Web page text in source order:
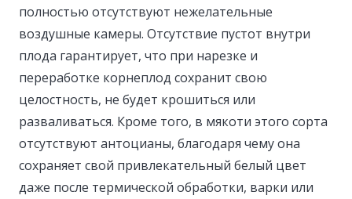
полностью отсутствуют нежелательные
воздушные камеры. Отсутствие пустот внутри
плода гарантирует, что при нарезке и
переработке корнеплод сохранит свою
целостность, не будет крошиться или
разваливаться. Кроме того, в мякоти этого сорта
отсутствуют антоцианы, благодаря чему она
сохраняет свой привлекательный белый цвет
даже после термической обработки, варки или